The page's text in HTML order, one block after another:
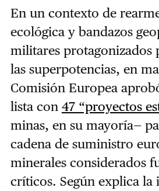
En un contexto de
ecológica y bandazos
militares protagonizados
las superpotencias, en
Comisión Europea
lista con 47 “proyectos
minas, en su mayoría—
cadena de suministro
minerales considerados
críticos. Según explica la